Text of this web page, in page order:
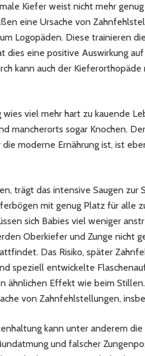
Kiefer weist nicht mehr
eine Ursache von
Logopäden. Diese trainieren
dies eine positive Auswirkung
kann auch der
viel mehr hart zu kauende
mancherorts sogar Knochen.
die moderne Ernährung ist, ist
trägt das intensive Saugen zur
mit genug Platz für alle
sich Babies viel weniger
Oberkiefer und Zunge nicht
Das Risiko, später
speziell entwickelte
ähnlichen Effekt wie beim
von Zahnfehlstellungen,
kann unter anderem
und falscher